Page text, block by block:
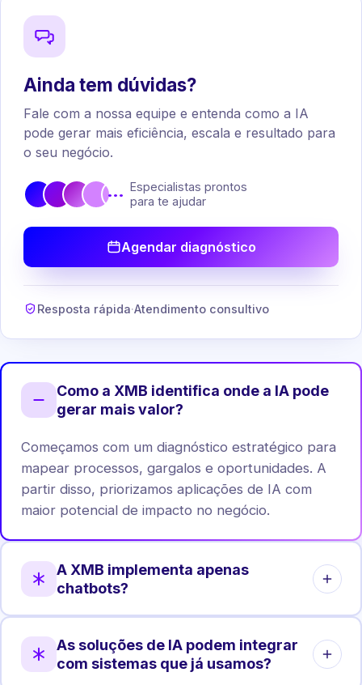
Ainda tem dúvidas?
Fale com a nossa equipe e entenda como a IA
pode gerar mais eficiência, escala e resultado para
o seu negócio.
•••
Especialistas prontos
para te ajudar
Agendar diagnóstico
Resposta rápida·Atendimento consultivo
Como a XMB identifica onde a IA pode
gerar mais valor?
Começamos com um diagnóstico estratégico para
mapear processos, gargalos e oportunidades. A
partir disso, priorizamos aplicações de IA com
maior potencial de impacto no negócio.
A XMB implementa apenas
chatbots?
Atuamos em automação de processos, análise de
dados, agentes internos, integrações e
As soluções de IA podem integrar
com sistemas que já usamos?